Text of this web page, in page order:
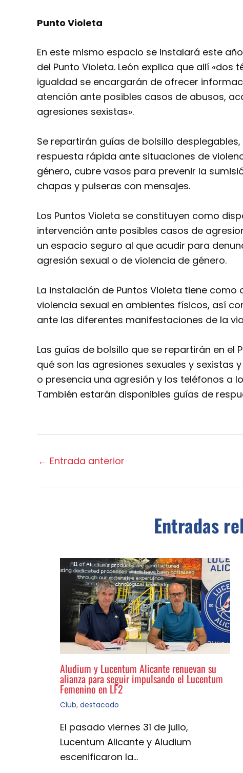
Punto Violeta
En este mismo espacio se instalará este
del Punto Violeta. León explica que allí «dos
igualdad se encargarán de ofrecer
atención ante posibles casos de abusos,
agresiones sexistas».
Se repartirán guías de bolsillo
respuesta rápida ante situaciones de
género, cubre vasos para prevenir la
chapas y pulseras con mensajes.
Los Puntos Violeta se constituyen como
intervención ante posibles casos de
un espacio seguro al que acudir para
agresión sexual o de violencia de género.
La instalación de Puntos Violeta tiene
violencia sexual en ambientes físicos, así
ante las diferentes manifestaciones de la
Las guías de bolsillo que se repartirán en
qué son las agresiones sexuales y sexistas
o presencia una agresión y los teléfonos a
También estarán disponibles guías de
← Entrada anterior
Entradas
Aludium y Lucentum Alicante renuevan su
alianza para seguir impulsando el Lucentum
Femenino en LF2
Club, destacado
El pasado viernes 31 de julio,
Lucentum Alicante y Aludium
escenificaron la…